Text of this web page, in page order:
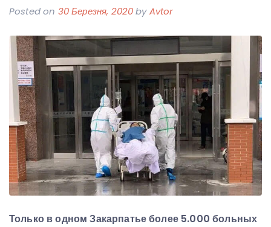
Posted on 30 Березня, 2020byAvtor
Только в одном Закарпатье более 5.000 больных